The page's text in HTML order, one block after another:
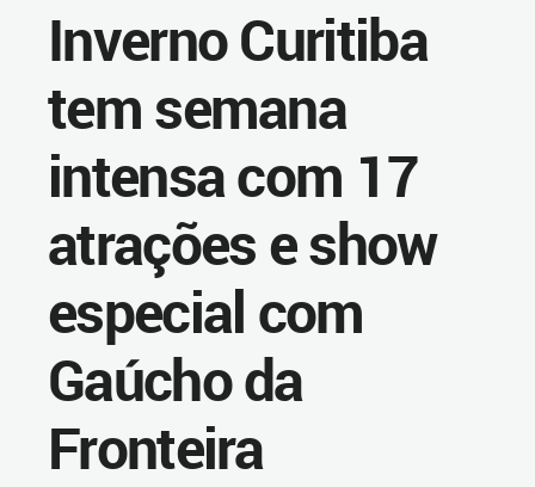
Inverno Curitiba
tem semana
intensa com 17
atrações e show
especial com
Gaúcho da
Fronteira